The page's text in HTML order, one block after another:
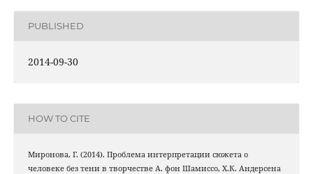
PUBLISHED
2014-09-30
HOW TO CITE
Миронова, Г. (2014). Проблема интерпретации сюжета о
человеке без тени в творчестве А. фон Шамиссо, Х.К. Андерсена